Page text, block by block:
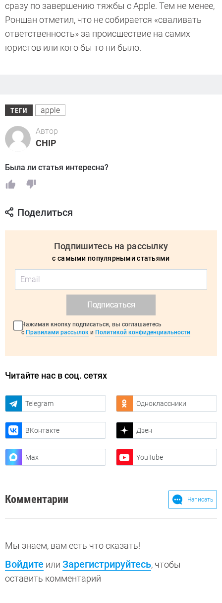
сразу по завершению тяжбы с Apple. Тем не менее,
Роншан отметил, что не собирается «сваливать
ответственность» за происшествие на самих
юристов или кого бы то ни было.
ТЕГИ apple
Автор
CHIP
Была ли статья интересна?
Поделиться
Подпишитесь на рассылку
с самыми популярными статьями
Подписаться
Нажимая кнопку подписаться, вы соглашаетесь
с Правилами рассылок и Политикой конфиденциальности
Читайте нас в соц. сетях
Telegram Одноклассники
ВКонтакте Дзен
Max YouTube
Комментарии Написать
Мы знаем, вам есть что сказать!
Войдите или Зарегистрируйтесь, чтобы
оставить комментарий